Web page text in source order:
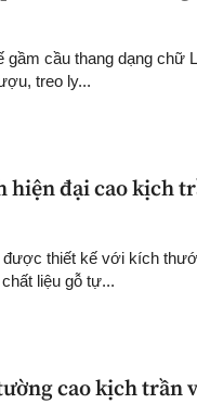
cầu thang dạng chữ
treo ly...
hiện đại cao kịch
thiết kế với kích
liệu gỗ tự...
cao kịch trần